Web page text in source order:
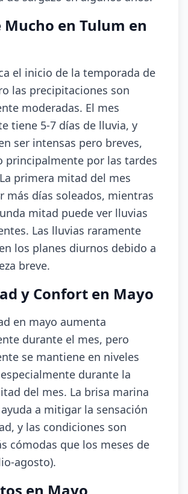
Mucho en Tulum en
el inicio de la temporada de
las precipitaciones son
moderadas. El mes
tiene 5-7 días de lluvia, y
ser intensas pero breves,
principalmente por las tardes
primera mitad del mes
más días soleados, mientras
mitad puede ver lluvias
Las lluvias raramente
los planes diurnos debido a
breve.
y Confort en Mayo
en mayo aumenta
durante el mes, pero
se mantiene en niveles
durante la
del mes. La brisa marina
a mitigar la sensación
y las condiciones son
cómodas que los meses de
agosto).